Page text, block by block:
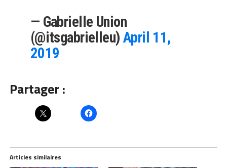
— Gabrielle Union
(@itsgabrielleu) April 11,
2019
Partager :
Articles similaires